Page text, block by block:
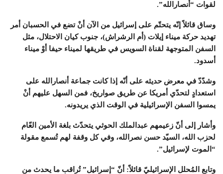
لقوات “أنصارالله”.
وساق قائلاً إنّه يتحتّم على إسرائيل من الآن أنْ تضع في الحسبان أمر
تهديد حركة ميناء إيلات (أم الرشراش)، جنوب كيان الاحتلال، مثل
السفن المتوجهة لقناة السويس في طريقها لميناء حيفا أوْ ميناء
أسدود.
وشدّدّ في معرض حديثه على أنّه إذا كانت جماعة أنصارالله على
استعدادٍ لتحدّي أمريكا عن طريق صواريخ، فمن السهل عليهم أنْ
يمسوا السفن الإسرائيلية في الوقت الذي يريدونه.
وأشار إلى أنّ زعيمهم عبدالملك الحوثي يتحدّث بلغة الأمين العّام
لحزب الله، السيّد حسن نصرالله، وفي كل وقفة لهم تُسمع مقولة
“الموت لإسرائيل”.
وتابع المُحلل الإسرائيليّ قائلاً: أنّ “إسرائيل” تُراقب ما يحدث من